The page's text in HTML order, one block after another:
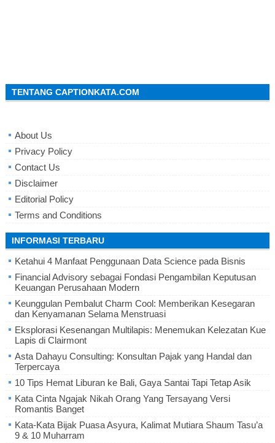
TENTANG CAPTIONKATA.COM
About Us
Privacy Policy
Contact Us
Disclaimer
Editorial Policy
Terms and Conditions
INFORMASI TERBARU
Ketahui 4 Manfaat Penggunaan Data Science pada Bisnis
Financial Advisory sebagai Fondasi Pengambilan Keputusan
Keuangan Perusahaan Modern
Keunggulan Pembalut Charm Cool: Memberikan Kesegaran
dan Kenyamanan Selama Menstruasi
Eksplorasi Kesenangan Multilapis: Menemukan Kelezatan Kue
Lapis di Clairmont
Asta Dahayu Consulting: Konsultan Pajak yang Handal dan
Terpercaya
10 Tips Hemat Liburan ke Bali, Gaya Santai Tapi Tetap Asik
Kata Cinta Ngajak Nikah Orang Yang Tersayang Versi
Romantis Banget
Kata-Kata Bijak Puasa Asyura, Kalimat Mutiara Shaum Tasu’a
9 & 10 Muharram